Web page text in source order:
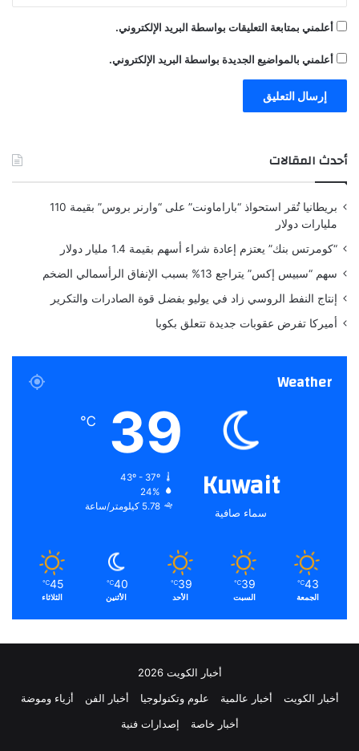
أعلمني بمتابعة التعليقات بواسطة البريد الإلكتروني.
أعلمني بالمواضيع الجديدة بواسطة البريد الإلكتروني.
أحدث المقالات
بريطانيا تُقر استحواذ “باراماونت” على “وارنر بروس” بقيمة 110
مليارات دولار
“كومرتس بنك” يعتزم إعادة شراء أسهم بقيمة 1.4 مليار دولار
سهم “سبيس إكس” يتراجع 13% بسبب الإنفاق الرأسمالي الضخم
إنتاج النفط الروسي زاد في يوليو بفضل قوة الصادرات والتكرير
أميركا تفرض عقوبات جديدة تتعلق بكوبا
Weather
Kuwait
سماء صافية
39
℃
43º - 37º
24%
5.78 كيلومتر/ساعة
43
℃
الجمعة
39
℃
السبت
39
℃
الأحد
40
℃
الأثنين
45
℃
الثلاثاء
أخبار الكويت 2026
أخبار الكويت
أخبار عالمية علوم وتكنولوجيا أخبار الفن
أزياء وموضة
أخبار خاصة
إصدارات فنية